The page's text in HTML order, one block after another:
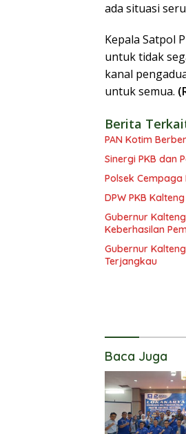
ada situasi
Kepala Satpol
untuk tidak
kanal
untuk semua.
Berita
PAN Kotim
Sinergi PKB dan
Polsek Cempaga
DPW PKB
Gubernur
Keberhasilan
Gubernur
Terjangkau
Baca Juga